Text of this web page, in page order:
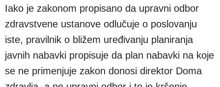
Iako je zakonom propisano da upravni odbor
zdravstvene ustanove odlučuje o poslovanju
iste, pravilnik o bližem uređivanju planiranja
javnih nabavki propisuje da plan nabavki na koje
se ne primenjuje zakon donosi direktor Doma